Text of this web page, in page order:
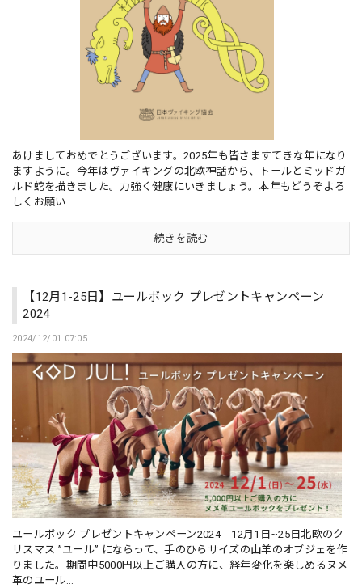
あけましておめでとうございます。2025年も皆さますてきな年になり
ますように。今年はヴァイキングの北欧神話から、トールとミッドガ
ルド蛇を描きました。力強く健康にいきましょう。本年もどうぞよろ
しくお願い...
続きを読む
【12月1-25日】ユールボック プレゼントキャンペーン
2024
2024/12/01 07:05
ユールボック プレゼントキャンペーン2024 12月1日~25日北欧のク
リスマス ”ユール” にならって、手のひらサイズの山羊のオブジェを作
りました。期間中5000円以上ご購入の方に、経年変化を楽しめるヌメ
革のユール...